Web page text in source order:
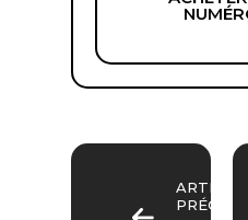
ARTICLE